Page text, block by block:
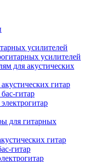
усилителей
усилителей
для акустических
гитар
гитар
для гитарных
гитар
гитар